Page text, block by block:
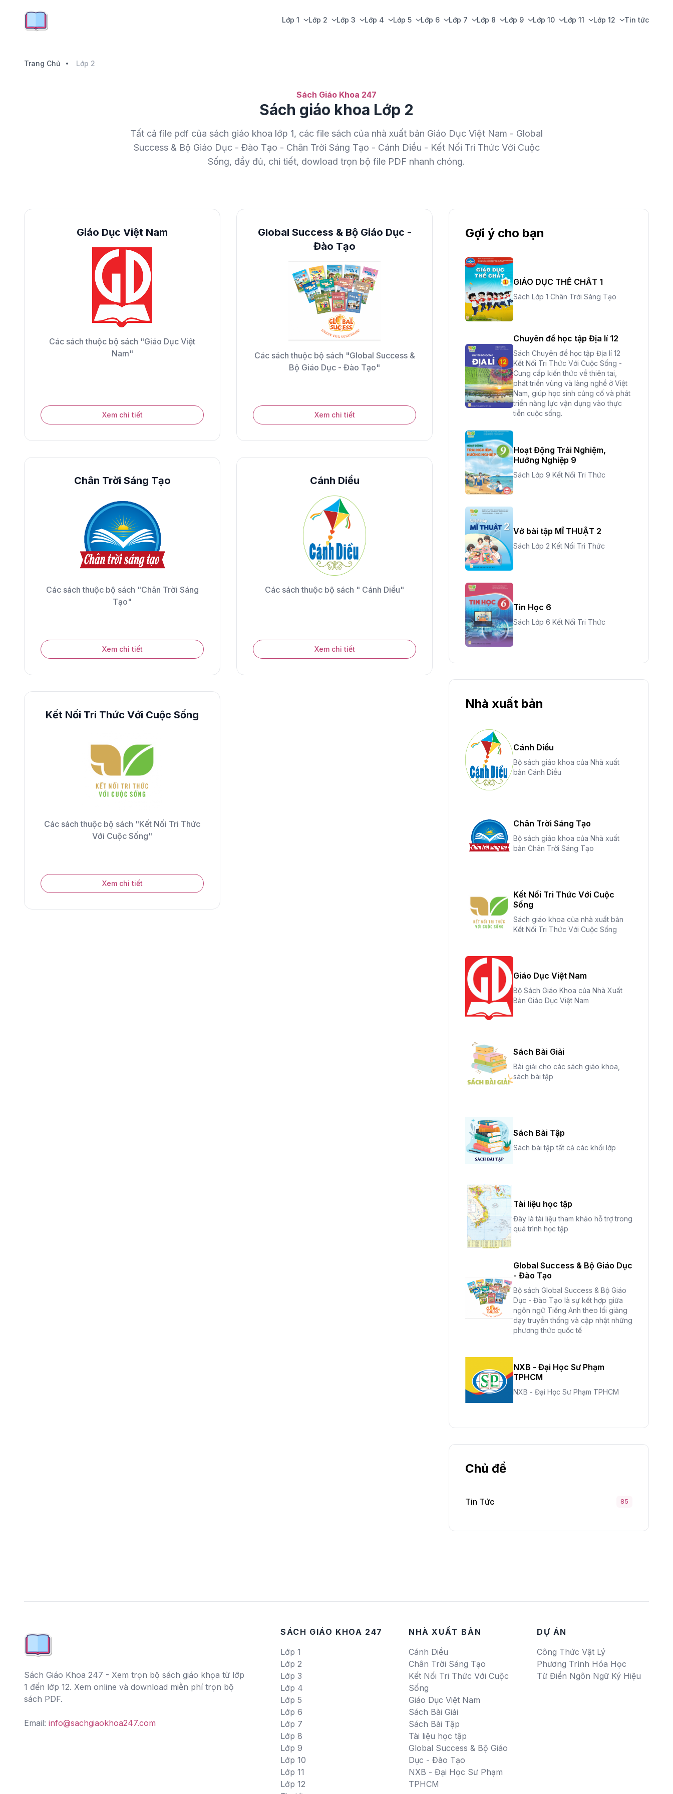
Lớp 1 Lớp 2 Lớp 3 Lớp 4 Lớp 5 Lớp 6 Lớp 7 Lớp 8 Lớp 9 Lớp 10 Lớp 11 Lớp 12 Tin tức
Trang Chủ Lớp 2
Sách Giáo Khoa 247
Sách giáo khoa Lớp 2
Tất cả file pdf của sách giáo khoa lớp 1, các file sách của nhà xuất bản Giáo Dục Việt Nam - Global
Success & Bộ Giáo Dục - Đào Tạo - Chân Trời Sáng Tạo - Cánh Diều - Kết Nối Tri Thức Với Cuộc
Sống, đầy đủ, chi tiết, dowload trọn bộ file PDF nhanh chóng.
Giáo Dục Việt Nam
Các sách thuộc bộ sách "Giáo Dục Việt
Nam"
Xem chi tiết
Global Success & Bộ Giáo Dục -
Đào Tạo
Các sách thuộc bộ sách "Global Success &
Bộ Giáo Dục - Đào Tạo"
Xem chi tiết
Chân Trời Sáng Tạo
Các sách thuộc bộ sách "Chân Trời Sáng
Tạo"
Xem chi tiết
Cánh Diều
Các sách thuộc bộ sách " Cánh Diều"
Xem chi tiết
Kết Nối Tri Thức Với Cuộc Sống
Các sách thuộc bộ sách "Kết Nối Tri Thức
Với Cuộc Sống"
Xem chi tiết
Gợi ý cho bạn
GIÁO DỤC THỂ CHẤT 1
Sách Lớp 1 Chân Trời Sáng Tạo
Chuyên đề học tập Địa lí 12
Sách Chuyên đề học tập Địa lí 12
Kết Nối Tri Thức Với Cuộc Sống -
Cung cấp kiến thức về thiên tai,
phát triển vùng và làng nghề ở Việt
Nam, giúp học sinh củng cố và phát
triển năng lực vận dụng vào thực
tiễn cuộc sống.
Hoạt Động Trải Nghiệm,
Hướng Nghiệp 9
Sách Lớp 9 Kết Nối Tri Thức
Vở bài tập MĨ THUẬT 2
Sách Lớp 2 Kết Nối Tri Thức
Tin Học 6
Sách Lớp 6 Kết Nối Tri Thức
Nhà xuất bản
Cánh Diều
Bộ sách giáo khoa của Nhà xuất
bản Cánh Diều
Chân Trời Sáng Tạo
Bộ sách giáo khoa của Nhà xuất
bản Chân Trời Sáng Tạo
Kết Nối Tri Thức Với Cuộc
Sống
Sách giáo khoa của nhà xuất bản
Kết Nối Tri Thức Với Cuộc Sống
Giáo Dục Việt Nam
Bộ Sách Giáo Khoa của Nhà Xuất
Bản Giáo Dục Việt Nam
Sách Bài Giải
Bài giải cho các sách giáo khoa,
sách bài tập
Sách Bài Tập
Sách bài tập tất cả các khối lớp
Tài liệu học tập
Đây là tài liệu tham khảo hỗ trợ trong
quá trình học tập
Global Success & Bộ Giáo Dục
- Đào Tạo
Bộ sách Global Success & Bộ Giáo
Dục - Đào Tạo là sự kết hợp giữa
ngôn ngữ Tiếng Anh theo lối giảng
dạy truyền thống và cập nhật những
phương thức quốc tế
NXB - Đại Học Sư Phạm
TPHCM
NXB - Đại Học Sư Phạm TPHCM
Chủ đề
Tin Tức 85
Sách Giáo Khoa 247 - Xem trọn bộ sách giáo khọa từ lớp
1 đến lớp 12. Xem online và download miễn phí trọn bộ
sách PDF.
Email: info@sachgiaokhoa247.com
SÁCH GIÁO KHOA 247
Lớp 1
Lớp 2
Lớp 3
Lớp 4
Lớp 5
Lớp 6
Lớp 7
Lớp 8
Lớp 9
Lớp 10
Lớp 11
Lớp 12
NHÀ XUẤT BẢN
Cánh Diều
Chân Trời Sáng Tạo
Kết Nối Tri Thức Với Cuộc
Sống
Giáo Dục Việt Nam
Sách Bài Giải
Sách Bài Tập
Tài liệu học tập
Global Success & Bộ Giáo
Dục - Đào Tạo
NXB - Đại Học Sư Phạm
TPHCM
DỰ ÁN
Công Thức Vật Lý
Phương Trình Hóa Học
Từ Điển Ngôn Ngữ Ký Hiệu